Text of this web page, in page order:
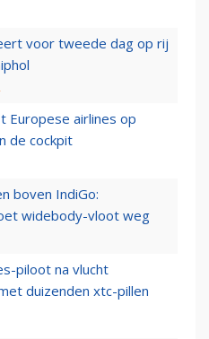
voor tweede dag op rij
Europese airlines op
de cockpit
boven IndiGo:
widebody-vloot weg
piloot na vlucht
duizenden xtc-pillen